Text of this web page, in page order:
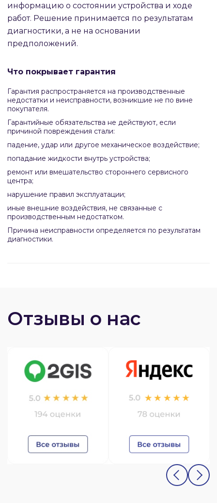
информацию о состоянии устройства и ходе
работ. Решение принимается по результатам
диагностики, а не на основании
предположений.
Что покрывает гарантия
Гарантия распространяется на производственные
недостатки и неисправности, возникшие не по вине
покупателя.
Гарантийные обязательства не действуют, если
причиной повреждения стали:
падение, удар или другое механическое воздействие;
попадание жидкости внутрь устройства;
ремонт или вмешательство стороннего сервисного
центра;
нарушение правил эксплуатации;
иные внешние воздействия, не связанные с
производственным недостатком.
Причина неисправности определяется по результатам
диагностики.
Отзывы о нас